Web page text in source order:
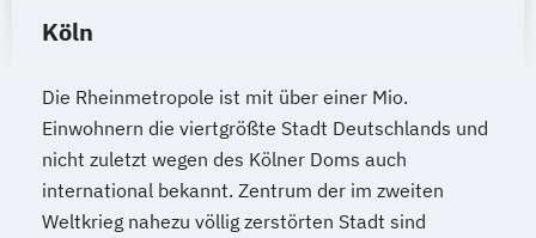
Köln
Die Rheinmetropole ist mit über einer Mio.
Einwohnern die viertgrößte Stadt Deutschlands und
nicht zuletzt wegen des Kölner Doms auch
international bekannt. Zentrum der im zweiten
Weltkrieg nahezu völlig zerstörten Stadt sind